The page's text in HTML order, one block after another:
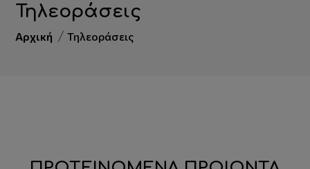
Τηλεοράσεις
Αρχική Τηλεοράσεις